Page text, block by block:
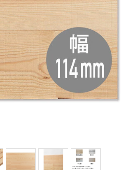
天然石・石材
新商品
住まいの スタイリング
オンライン相談